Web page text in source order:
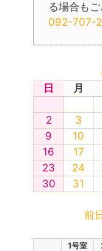
る場合も
092-707-
日
月
2
3
9
10
16
17
23
24
30
31
前日
1号室